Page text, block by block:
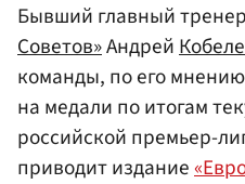
Бывший главный тренер
Советов»Андрей
команды, по его
на медали по итогам
российской премьер-
приводит издание